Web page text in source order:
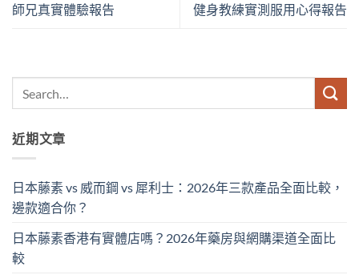
師兄真實體驗報告
健身教練實測服用心得報告
近期文章
日本藤素 vs 威而鋼 vs 犀利士：2026年三款產品全面比較，
邊款適合你？
日本藤素香港有實體店嗎？2026年藥房與網購渠道全面比
較